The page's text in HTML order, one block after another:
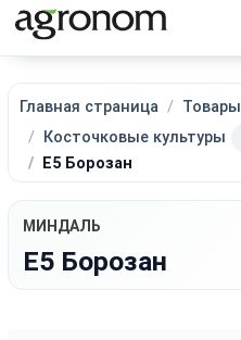
Главная страница Товары
Косточковые культуры
Е5 Борозан
МИНДАЛЬ
Е5 Борозан